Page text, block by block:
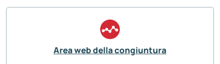
Area web della congiuntura